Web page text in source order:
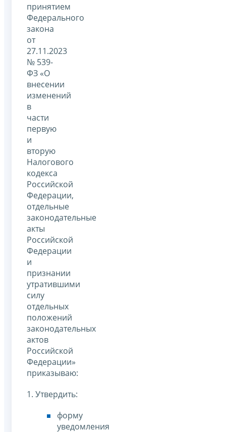
принятием
Федерального
закона
от
27.11.2023
№ 539-
ФЗ «О
внесении
изменений
в
части
первую
и
вторую
Налогового
кодекса
Российской
Федерации,
отдельные
законодательные
акты
Российской
Федерации
и
признании
утратившими
силу
отдельных
положений
законодательных
актов
Российской
Федерации»
приказываю:
1. Утвердить:
форму
уведомления